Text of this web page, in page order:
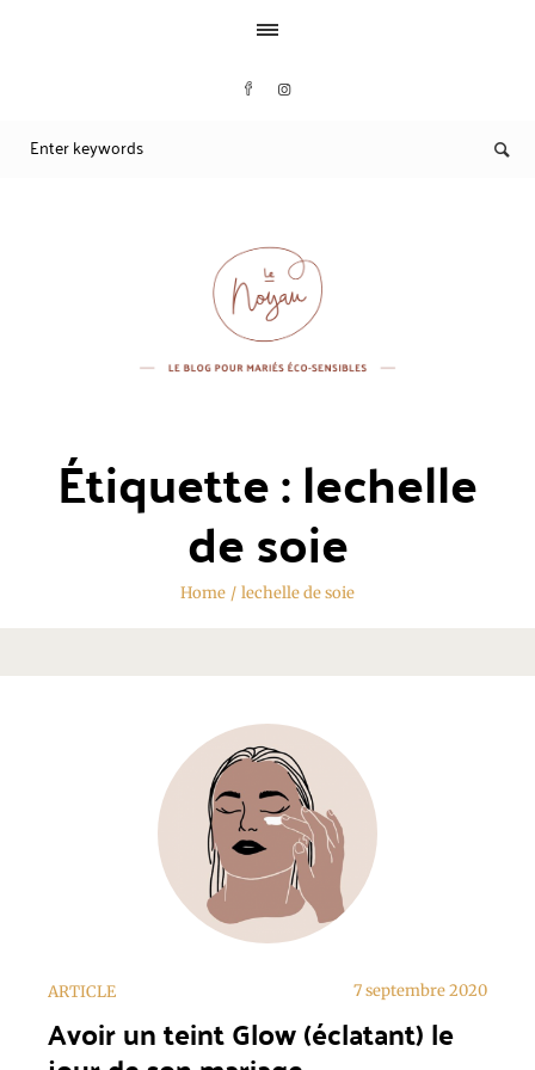
Étiquette :lechelle
de soie
Home / lechelle de soie
ARTICLE 7 septembre 2020
Avoir un teint Glow (éclatant) le